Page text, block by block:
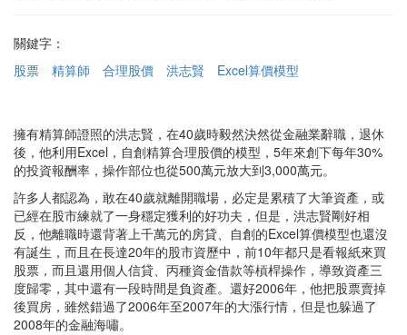
關鍵字：
股票
精算師 合理股價 洪志賢 Excel算價模型
擁有精算師證照的洪志賢，在40歲時毅然決然從金融業辭職，退休
後，他利用Excel，自創精算合理股價的模型，5年來創下每年30%
的投資報酬率，操作部位也從500萬元放大到3,000萬元。
許多人都認為，敢在40歲就離開職場，必定是累積了大筆資產，或
已經在股市練就了一身穩定獲利的好功夫，但是，洪志賢剛好相
反，他離職時還背著上千萬元的房貸、自創的Excel算價模型也還沒
有誕生，而且在長達20年的股市資歷中，前10年都只是看報紙來買
股票，而且還用個人信貸、丙種資金借款等槓桿操作，導致資產三
度歸零，其中還有一段時間是負資產。還好2006年，他把股票賣掉
後買房，雖然錯過了2006年至2007年的大漲行情，但是也躲過了
2008年的金融海嘯。